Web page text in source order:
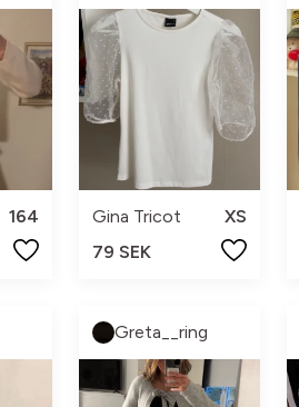
164
Gina Tricot
XS
79 SEK
Greta__ring